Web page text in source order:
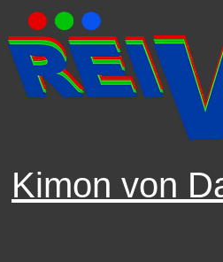
Kimon von